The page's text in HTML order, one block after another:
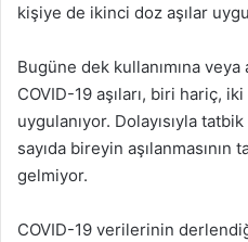
kişiye de ikinci doz aşılar
Bugüne dek kullanımına
COVID-19 aşıları, biri hariç,
uygulanıyor. Dolayısıyla
sayıda bireyin aşılanmasının
gelmiyor.
COVID-19 verilerinin